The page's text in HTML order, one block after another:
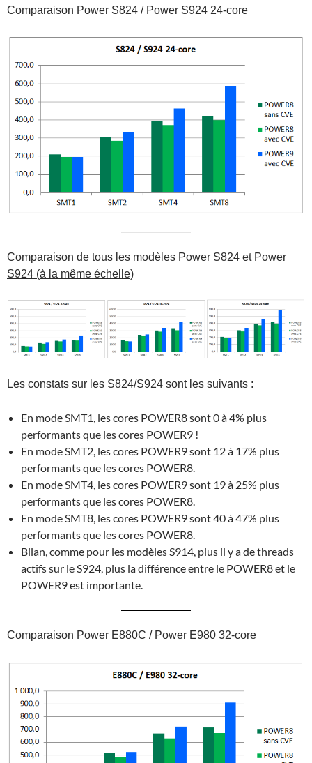
Comparaison Power S824 / Power S924 24-core
Comparaison de tous les modèles Power S824 et Power
S924 (à la même échelle)
Les constats sur les S824/S924 sont les suivants :
En mode SMT1, les cores POWER8 sont 0 à 4% plus
performants que les cores POWER9 !
En mode SMT2, les cores POWER9 sont 12 à 17% plus
performants que les cores POWER8.
En mode SMT4, les cores POWER9 sont 19 à 25% plus
performants que les cores POWER8.
En mode SMT8, les cores POWER9 sont 40 à 47% plus
performants que les cores POWER8.
Bilan, comme pour les modèles S914, plus il y a de threads
actifs sur le S924, plus la différence entre le POWER8 et le
POWER9 est importante.
Comparaison Power E880C / Power E980 32-core